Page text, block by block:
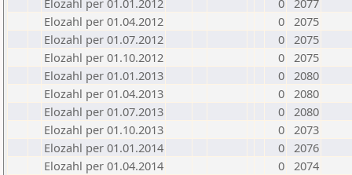
Elozahl per 01.01.2012
0 2077
Elozahl per 01.04.2012
0 2075
Elozahl per 01.07.2012
0 2075
Elozahl per 01.10.2012
0 2075
Elozahl per 01.01.2013
0 2080
Elozahl per 01.04.2013
0 2080
Elozahl per 01.07.2013
0 2080
Elozahl per 01.10.2013
0 2073
Elozahl per 01.01.2014
0 2076
Elozahl per 01.04.2014
0 2074